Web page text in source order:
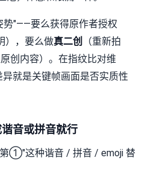
势"——要么获得原作者授权
），要么做真二创
（重新拍
创内容）。在指纹比对维
就是关键帧画面是否实质性
音或拼音就行
第①"这种谐音 / 拼音 / emoji 替